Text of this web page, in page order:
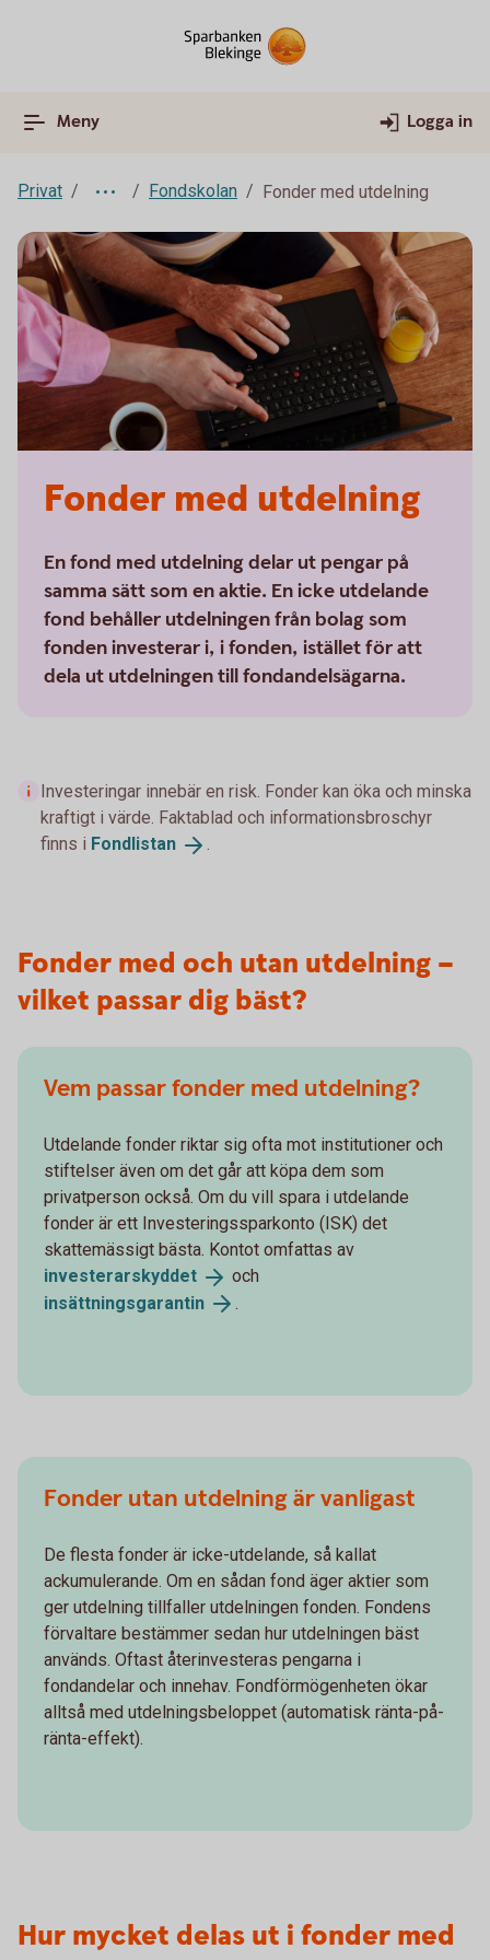
Meny Logga in
Privat Fondskolan Fonder med utdelning
Fonder med utdelning
En fond med utdelning delar ut pengar på
samma sätt som en aktie. En icke utdelande
fond behåller utdelningen från bolag som
fonden investerar i, i fonden, istället för att
dela ut utdelningen till fondandelsägarna.
Investeringar innebär en risk. Fonder kan öka och minska
kraftigt i värde. Faktablad och informationsbroschyr
finns i Fondlistan .
Fonder med och utan utdelning –
vilket passar dig bäst?
Vem passar fonder med utdelning?
Utdelande fonder riktar sig ofta mot institutioner och
stiftelser även om det går att köpa dem som
privatperson också. Om du vill spara i utdelande
fonder är ett Investeringssparkonto (ISK) det
skattemässigt bästa. Kontot omfattas av
investerarskyddet
och
insättningsgarantin
.
Fonder utan utdelning är vanligast
De flesta fonder är icke-utdelande, så kallat
ackumulerande. Om en sådan fond äger aktier som
ger utdelning tillfaller utdelningen fonden. Fondens
förvaltare bestämmer sedan hur utdelningen bäst
används. Oftast återinvesteras pengarna i
fondandelar och innehav. Fondförmögenheten ökar
alltså med utdelningsbeloppet (automatisk ränta-på-
ränta-effekt).
Hur mycket delas ut i fonder med